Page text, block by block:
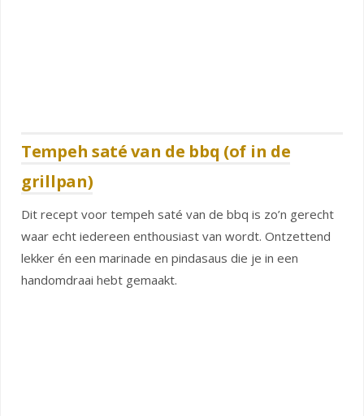
Tempeh saté van de bbq (of in de
grillpan)
Dit recept voor tempeh saté van de bbq is zo’n gerecht
waar echt iedereen enthousiast van wordt. Ontzettend
lekker én een marinade en pindasaus die je in een
handomdraai hebt gemaakt.